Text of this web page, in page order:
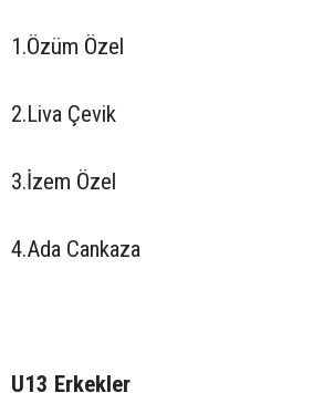
1.Özüm Özel
2.Liva Çevik
3.İzem Özel
4.Ada Cankaza
U13 Erkekler